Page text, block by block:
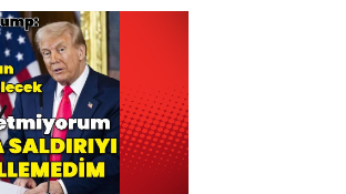
uçağın yolcuları, 36
saat kurtarılmayı
bekledi